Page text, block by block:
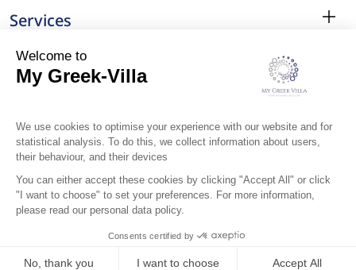
Services
Le Quartier
Localisation